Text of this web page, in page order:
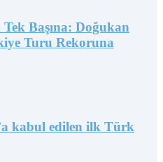
Başına: Doğukan
Turu Rekoruna
kabul edilen ilk Türk